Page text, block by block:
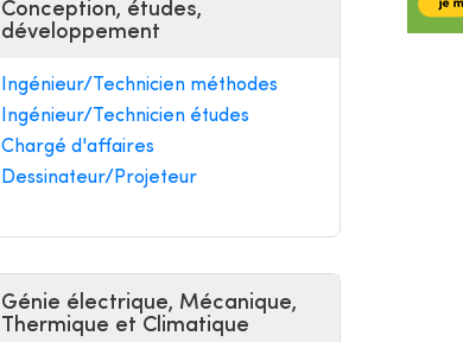
Conception, études,
développement
Ingénieur/Technicien méthodes
Ingénieur/Technicien études
Chargé d'affaires
Dessinateur/Projeteur
Génie électrique, Mécanique,
Thermique et Climatique